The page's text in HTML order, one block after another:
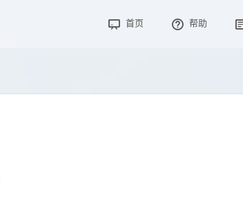
首页 帮助